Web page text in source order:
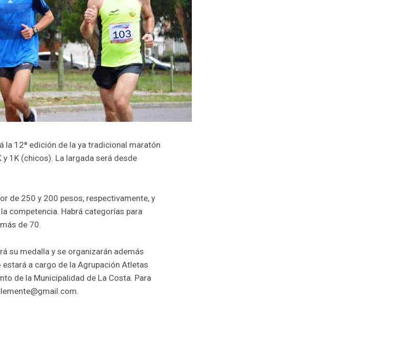
la 12ª edición de la ya tradicional maratón
y 1K (chicos). La largada será desde
de 250 y 200 pesos, respectivamente, y
competencia. Habrá categorías para
de 70.
su medalla y se organizarán además
a cargo de la Agrupación Atletas
de la Municipalidad de La Costa. Para